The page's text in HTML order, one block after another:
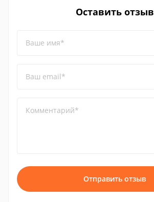
Оставить отзыв
Ваше имя*
Ваш email*
Комментарий*
Отправить отзыв